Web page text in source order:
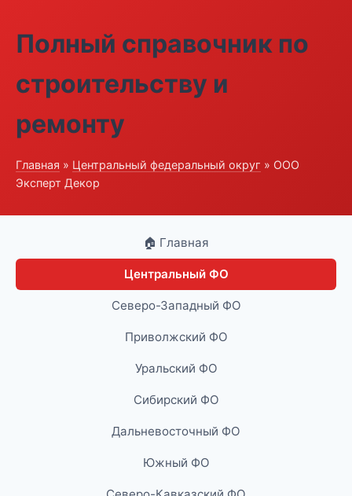
Полный справочник по
строительству и
ремонту
Главная » Центральный федеральный округ » ООО
Эксперт Декор
🏠 Главная
Центральный ФО
Северо-Западный ФО
Приволжский ФО
Уральский ФО
Сибирский ФО
Дальневосточный ФО
Южный ФО